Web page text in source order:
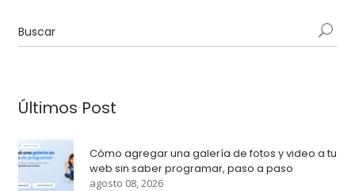
Últimos Post
Cómo agregar una galería de fotos y video a tu
web sin saber programar, paso a paso
agosto 08, 2026